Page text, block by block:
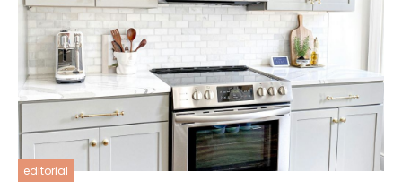
editorial